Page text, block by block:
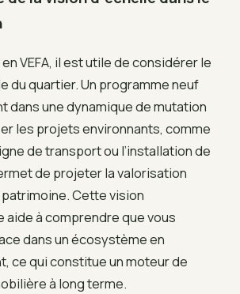
en VEFA, il est utile de considérer le
du quartier. Un programme neuf
dans une dynamique de mutation
les projets environnants, comme
de transport ou l’installation de
de projeter la valorisation
Cette vision
à comprendre que vous
dans un écosystème en
ce qui constitue un moteur de
à long terme.